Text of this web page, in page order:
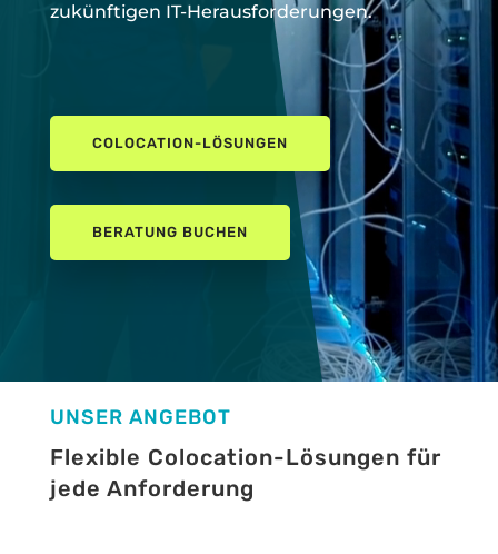
zukünftigen IT-Herausforderungen.
COLOCATION-LÖSUNGEN
BERATUNG BUCHEN
UNSER ANGEBOT
Flexible Colocation-Lösungen für
jede Anforderung